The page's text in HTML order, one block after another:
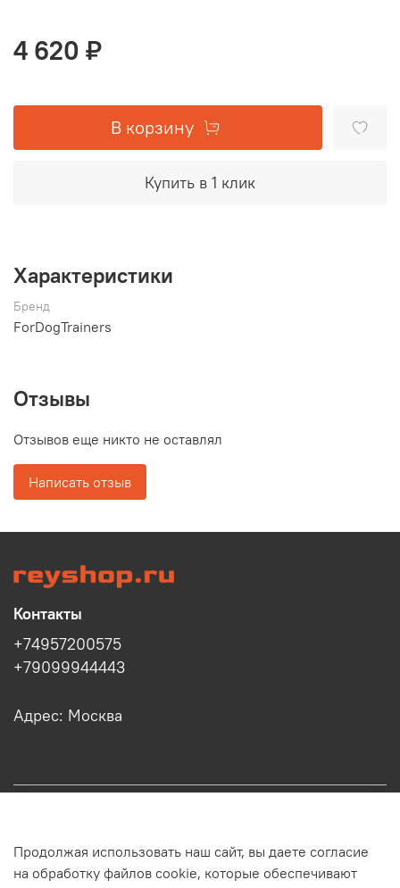
4 620 ₽
В корзину
Купить в 1 клик
Характеристики
Бренд
ForDogTrainers
Отзывы
Отзывов еще никто не оставлял
Написать отзыв
Клиенту
Контакты
+74957200575
+79099944443
Адрес: Москва
Продолжая использовать наш сайт, вы даете согласие
на обработку файлов cookie, которые обеспечивают